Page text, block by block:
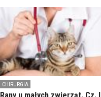
CHIRURGIA